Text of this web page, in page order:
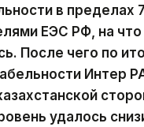
в пределах
ЕЭС РФ, на что
После чего по
Интер
удалось